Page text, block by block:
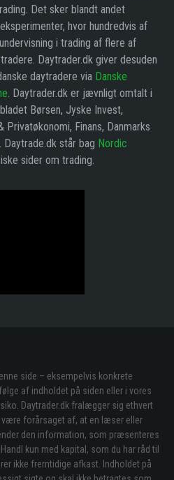
Det sker blandt andet
hvor hundredvis af
i trading af flere af
Daytrader.dk giver desuden
daytradere via Danske
. Daytrader.dk er jævnligt omtalt i
Børsen, Jyske Invest,
Privatøkonomi, Finans, Danmarks
Daytrade.dk står bag Nordic
sider om trading.
side – eksempelvis konkrete
af indholdet på siden eller i vores
Daytrader.dk fralægger sig ethvert
være forårsaget af, at en læser eller
den information, som præsenteres
kun med kapital, som du har råd til
ikke fremtidige afkast. Indholdet på